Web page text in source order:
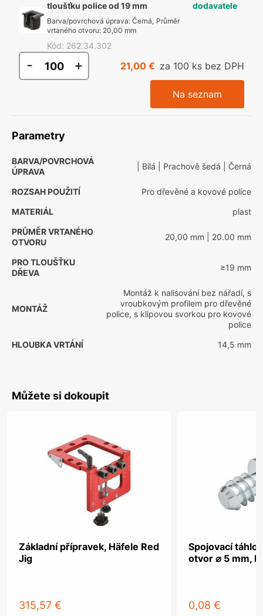
tloušťku police od 19 mm
Barva/povrchová úprava: Černá, Průměr
vrtaného otvoru: 20,00 mm
Kód: 262.34.302
dodavatele
- + 21,00 € za 100 ks bez DPH
Na seznam
Parametry
BARVA/POVRCHOVÁ
ÚPRAVA
| Bílá | Prachově šedá | Černá
ROZSAH POUŽITÍ
Pro dřevěné a kovové police
MATERIÁL
plast
PRŮMĚR VRTANÉHO
OTVORU
20,00 mm | 20.00 mm
PRO TLOUŠŤKU
DŘEVA
≥19 mm
MONTÁŽ
Montáž k nalisování bez nářadí, s
vroubkovým profilem pro dřevěné
police, s klipovou svorkou pro kovové
police
HLOUBKA VRTÁNÍ
14,5 mm
Můžete si dokoupit
Základní přípravek, Häfele Red
Jig
315,57 €
Spojovací
otvor ⌀ 5 mm,
0,08 €